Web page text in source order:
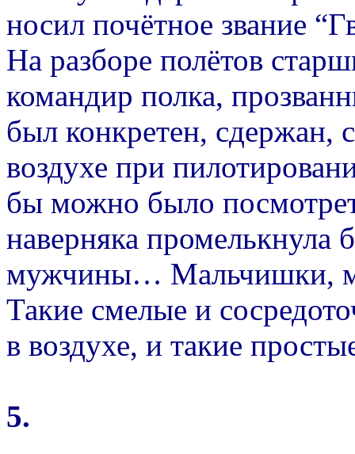
носил почётное звание
На разборе полётов
командир полка,
был конкретен, сдержан,
воздухе при
бы можно было
наверняка
мужчины… Мальчишки,
Такие смелые и
в воздухе, и такие
5.